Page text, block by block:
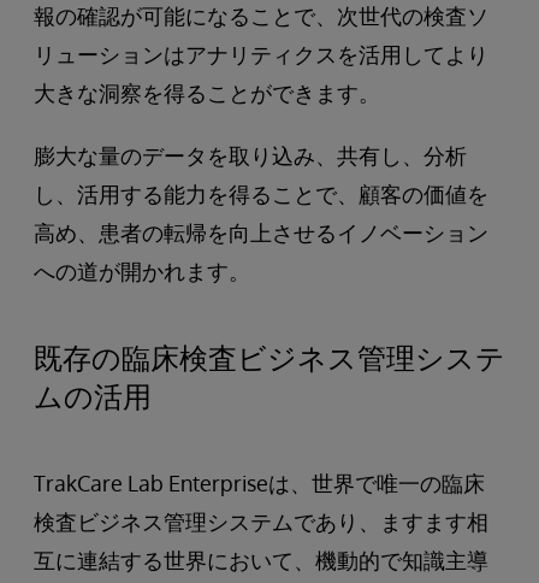
報の確認が可能になることで、次世代の検査ソ
リューションはアナリティクスを活用してより
大きな洞察を得ることができます。
膨大な量のデータを取り込み、共有し、分析
し、活用する能力を得ることで、顧客の価値を
高め、患者の転帰を向上させるイノベーション
への道が開かれます。
既存の臨床検査ビジネス管理システ
ムの活用
TrakCare Lab Enterpriseは、世界で唯一の臨床
検査ビジネス管理システムであり、ますます相
互に連結する世界において、機動的で知識主導